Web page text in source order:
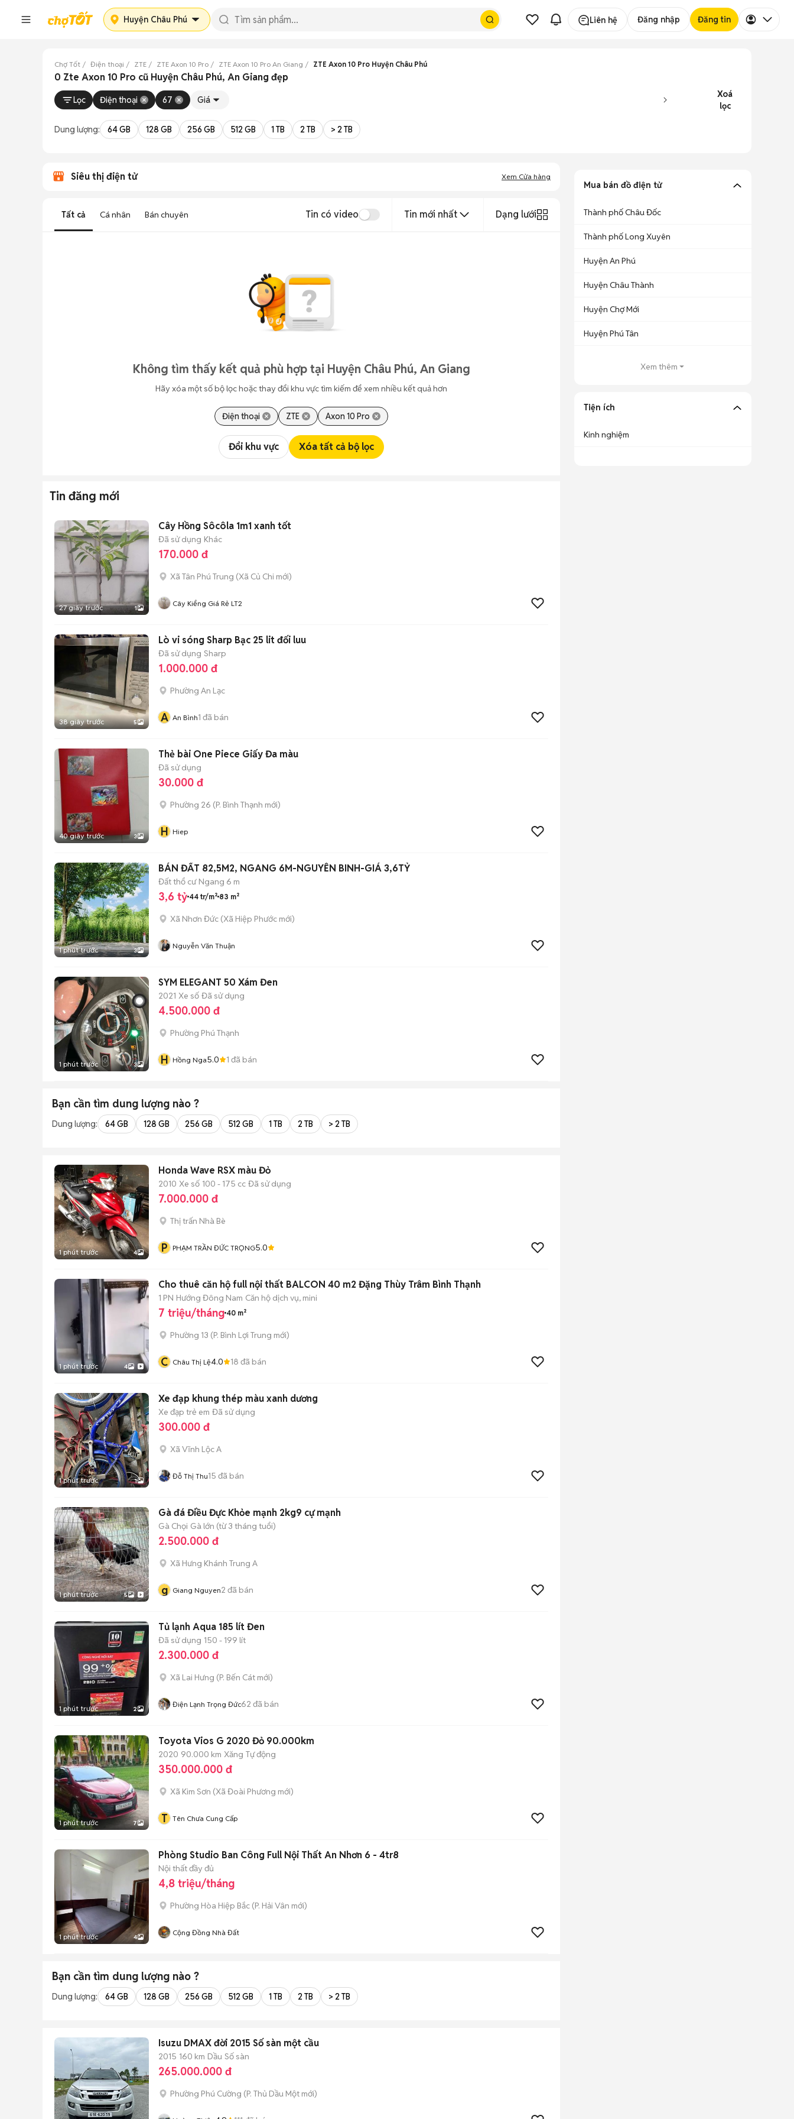
Huyện Châu Phú Liên hệ Đăng nhập Đăng tin
Chợ Tốt Điện thoại ZTE ZTE Axon 10 Pro ZTE Axon 10 Pro An Giang ZTE Axon 10 Pro Huyện Châu Phú
0 Zte Axon 10 Pro cũ Huyện Châu Phú, An Giang đẹp
Lọc Điện thoại 67 Giá
Xoá
lọc
Dung lượng: 64 GB 128 GB 256 GB 512 GB 1 TB 2 TB > 2 TB
Siêu thị điện tử Xem Cửa hàng
Tất cả Cá nhân Bán chuyên Tin có video Tin mới nhất Dạng lưới
Không tìm thấy kết quả phù hợp tại Huyện Châu Phú, An Giang
Hãy xóa một số bộ lọc hoặc thay đổi khu vực tìm kiếm để xem nhiều kết quả hơn
Điện thoại ZTE Axon 10 Pro
Đổi khu vực Xóa tất cả bộ lọc
Tin đăng mới
27 giây trước 1
Cây Hồng Sôcôla 1m1 xanh tốt
Đã sử dụng Khác
170.000 đ
Xã Tân Phú Trung (Xã Củ Chi mới)
Cây Kiểng Giá Rẻ LT2
38 giây trước 5
Lò vi sóng Sharp Bạc 25 lit đối luu
Đã sử dụng Sharp
1.000.000 đ
Phường An Lạc
A An Bình1 đã bán
40 giây trước 3
Thẻ bài One Piece Giấy Đa màu
Đã sử dụng
30.000 đ
Phường 26 (P. Bình Thạnh mới)
H Hiep
1 phút trước 3
BÁN ĐẤT 82,5M2, NGANG 6M-NGUYỄN BINH-GIÁ 3,6TỶ
Đất thổ cư Ngang 6 m
3,6 tỷ 44 tr/m² 83 m²
Xã Nhơn Đức (Xã Hiệp Phước mới)
Nguyễn Văn Thuận
1 phút trước 3
SYM ELEGANT 50 Xám Đen
2021 Xe số Đã sử dụng
4.500.000 đ
Phường Phú Thạnh
H Hồng Nga5.0 1 đã bán
Bạn cần tìm dung lượng nào ?
Dung lượng: 64 GB 128 GB 256 GB 512 GB 1 TB 2 TB > 2 TB
1 phút trước 4
Honda Wave RSX màu Đỏ
2010 Xe số 100 - 175 cc Đã sử dụng
7.000.000 đ
Thị trấn Nhà Bè
P PHẠM TRẦN ĐỨC TRỌNG5.0
1 phút trước 4
Cho thuê căn hộ full nội thất BALCON 40 m2 Đặng Thùy Trâm Bình Thạnh
1 PN Hướng Đông Nam Căn hộ dịch vụ, mini
7 triệu/tháng 40 m²
Phường 13 (P. Bình Lợi Trung mới)
C Châu Thị Lệ4.0 18 đã bán
1 phút trước 1
Xe đạp khung thép màu xanh dương
Xe đạp trẻ em Đã sử dụng
300.000 đ
Xã Vĩnh Lộc A
Đỗ Thị Thu15 đã bán
1 phút trước 5
Gà đá Điều Đực Khỏe mạnh 2kg9 cự mạnh
Gà Chọi Gà lớn (từ 3 tháng tuổi)
2.500.000 đ
Xã Hưng Khánh Trung A
g Giang Nguyen2 đã bán
1 phút trước 2
Tủ lạnh Aqua 185 lít Đen
Đã sử dụng 150 - 199 lít
2.300.000 đ
Xã Lai Hưng (P. Bến Cát mới)
Điện Lạnh Trọng Đức62 đã bán
1 phút trước 7
Toyota Vios G 2020 Đỏ 90.000km
2020 90.000 km Xăng Tự động
350.000.000 đ
Xã Kim Sơn (Xã Đoài Phương mới)
T Tên Chưa Cung Cấp
1 phút trước 4
Phòng Studio Ban Công Full Nội Thất An Nhơn 6 - 4tr8
Nội thất đầy đủ
4,8 triệu/tháng
Phường Hòa Hiệp Bắc (P. Hải Vân mới)
Cộng Đồng Nhà Đất
Bạn cần tìm dung lượng nào ?
Dung lượng: 64 GB 128 GB 256 GB 512 GB 1 TB 2 TB > 2 TB
Isuzu DMAX đời 2015 Số sàn một cầu
2015 160 km Dầu Số sàn
265.000.000 đ
Phường Phú Cường (P. Thủ Dầu Một mới)
Mua bán đồ điện tử
Thành phố Châu Đốc
Thành phố Long Xuyên
Huyện An Phú
Huyện Châu Thành
Huyện Chợ Mới
Huyện Phú Tân
Xem thêm
Tiện ích
Kinh nghiệm